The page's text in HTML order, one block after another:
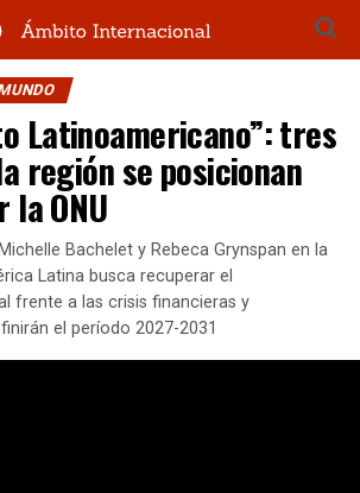
Latinoamericano”: tres
región se posicionan
ONU
Bachelet y Rebeca Grynspan en la
Latina busca recuperar el
frente a las crisis financieras y
el período 2027-2031